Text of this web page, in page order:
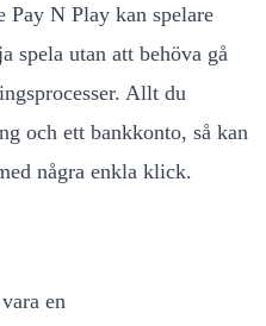
Pay N Play kan spelare
spela utan att behöva gå
Allt du
och ett bankkonto, så kan
några enkla klick.
en